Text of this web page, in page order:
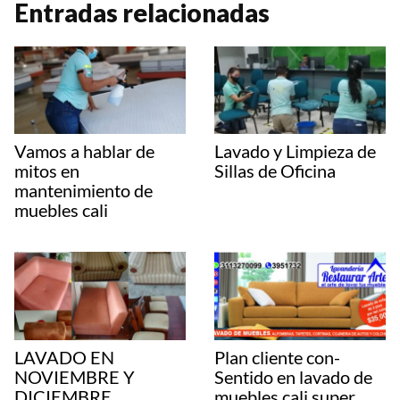
s
A
p
p
b
o
k
e
r
t
L
n
a
r
t
i
Entradas relacionadas
Vamos a hablar de
mitos en
mantenimiento de
muebles cali
Lavado y Limpieza de
Sillas de Oficina
LAVADO EN
NOVIEMBRE Y
Plan cliente con-
Sentido en lavado de